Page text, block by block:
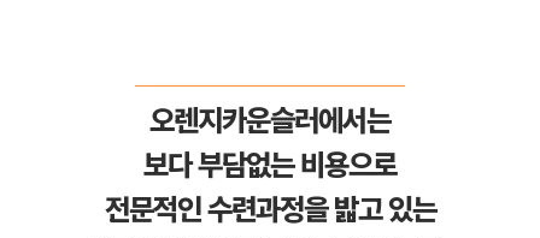
오렌지카운슬러에서는
보다 부담없는 비용으로
전문적인 수련과정을 밟고 있는